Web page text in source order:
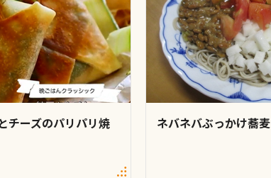
チーズのパリパリ焼
ネバネバぶっかけ蕎麦